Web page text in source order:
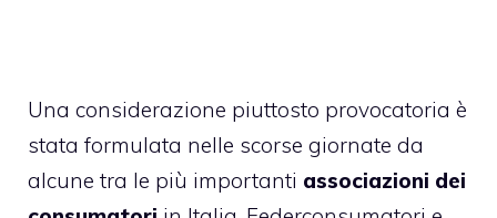
Una considerazione piuttosto provocatoria è
stata formulata nelle scorse giornate da
alcune tra le più importanti associazioni dei